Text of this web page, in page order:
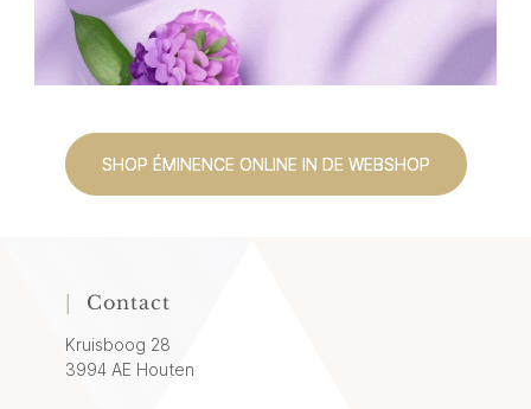
SHOP ÉMINENCE ONLINE IN DE WEBSHOP
Contact
Kruisboog 28
3994 AE Houten